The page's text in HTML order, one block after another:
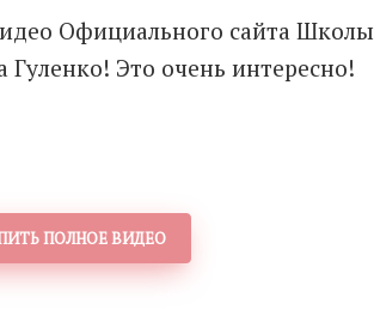
Официального сайта Школы
Это очень интересно!
ПОЛНОЕ ВИДЕО